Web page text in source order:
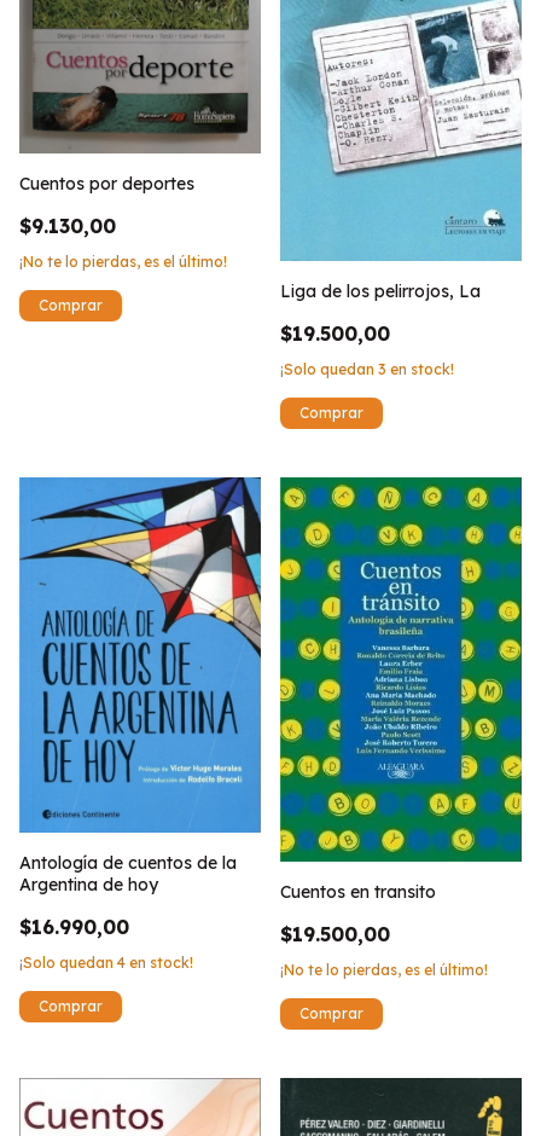
Cuentos por deportes
$9.130,00
¡No te lo pierdas, es el último!
Liga de los pelirrojos, La
$19.500,00
¡Solo quedan 3 en stock!
Antología de cuentos de la
Argentina de hoy
$16.990,00
¡Solo quedan 4 en stock!
Cuentos en transito
$19.500,00
¡No te lo pierdas, es el último!